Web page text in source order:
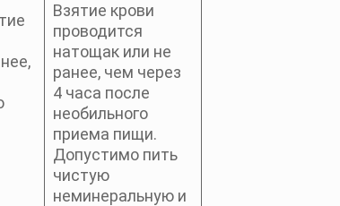
Взятие крови
проводится
натощак или не
ранее, чем через
4 часа после
необильного
приема пищи.
Допустимо пить
чистую
неминеральную и